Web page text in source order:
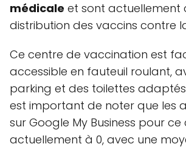
médicale et sont actuellement
distribution des vaccins contre
Ce centre de vaccination est
accessible en fauteuil roulant,
parking et des toilettes
est important de noter que les
sur Google My Business pour
actuellement à 0, avec une